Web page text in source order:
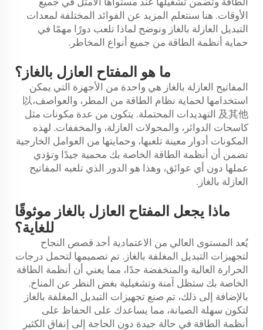
الأوقات. هنا سنتعلم المزيد عن الفوائد المختلفة لمعدات
التبديل العازلة بالغاز ونوضح لماذا تلعب دورًا مهمًا في
حماية أنظمة الطاقة من جميع أنواع المخاطر.
ما هو المفتاح العازل بالغاز؟
المفاتيح العازلة بالغاز هي واحدة من الأجهزة التي يمكن
استخدامها لحماية نظام الطاقة من المطر، والعواصف،以
及其他 التهديدات المحتملة. يتكون من عدة مكونات مثل
كاسحات الدوائر، والمحولات العازلة، والمخففات. لهذه
المكونات أدوار معينة تلعبها، وحمايتها من العوامل الخارجية
تضمن أن أنظمة الطاقة الخاصة بك محمية جيدًا وتؤدي
عملها دون أي عوائق، وهذا هو الدور الذي تلعبه المفاتيح
العازلة بالغاز.
ماذا يجعل المفتاح العازل بالغاز موثوقًا
للغاية؟
يُعد المستوى العالي من الاعتمادية أحد قصص النجاح
لتجهيزات التبديل المغلفة بالغاز. تم تصميمها لتحمل درجات
الحرارة العالية والمنخفضة جدًا، مما يعني أن أنظمة الطاقة
الخاصة بك ستظل آمنة وتشغيلية بغض النظر عن المناخ.
بالإضافة إلى ذلك، تم صنع تجهيزات التبديل المغلفة بالغاز
لتكون سهلة الصيانة، مما يساعدك على الحفاظ على
أنظمة الطاقة في حالة جيدة دون الحاجة إلى إنفاق الكثير